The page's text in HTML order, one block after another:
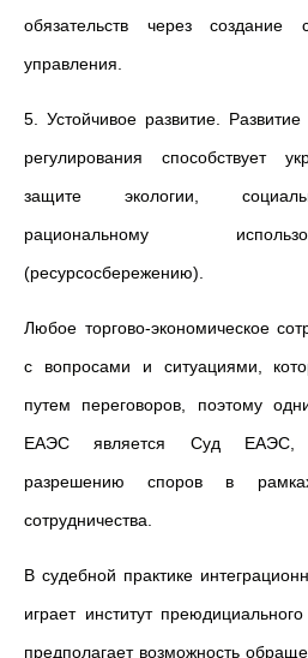
обязательств через создание
управления.
5. Устойчивое развитие.
регулирования способствует
защите экологии,
рациональному
(ресурсосбережению).
Любое торгово-экономическое
с вопросами и ситуациями,
путем переговоров, поэтому
ЕАЭС является Суд ЕАЭС,
разрешению споров в
сотрудничества.
В судебной практике
играет институт
предполагает возможность